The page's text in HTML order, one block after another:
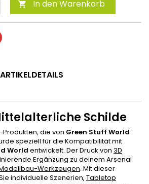
 In den Warenkorb
ARTIKELDETAILS
Schilde
Produkten, die von Green Stuff World
speziell für die Kompatibilität mit
World entwickelt. Der Druck von 3D
Ergänzung zu deinem Arsenal
Werkzeugen. Mit dieser
individuelle Szenerien, Tabletop